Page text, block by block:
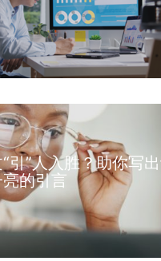
引”人入胜？助你写
的引言